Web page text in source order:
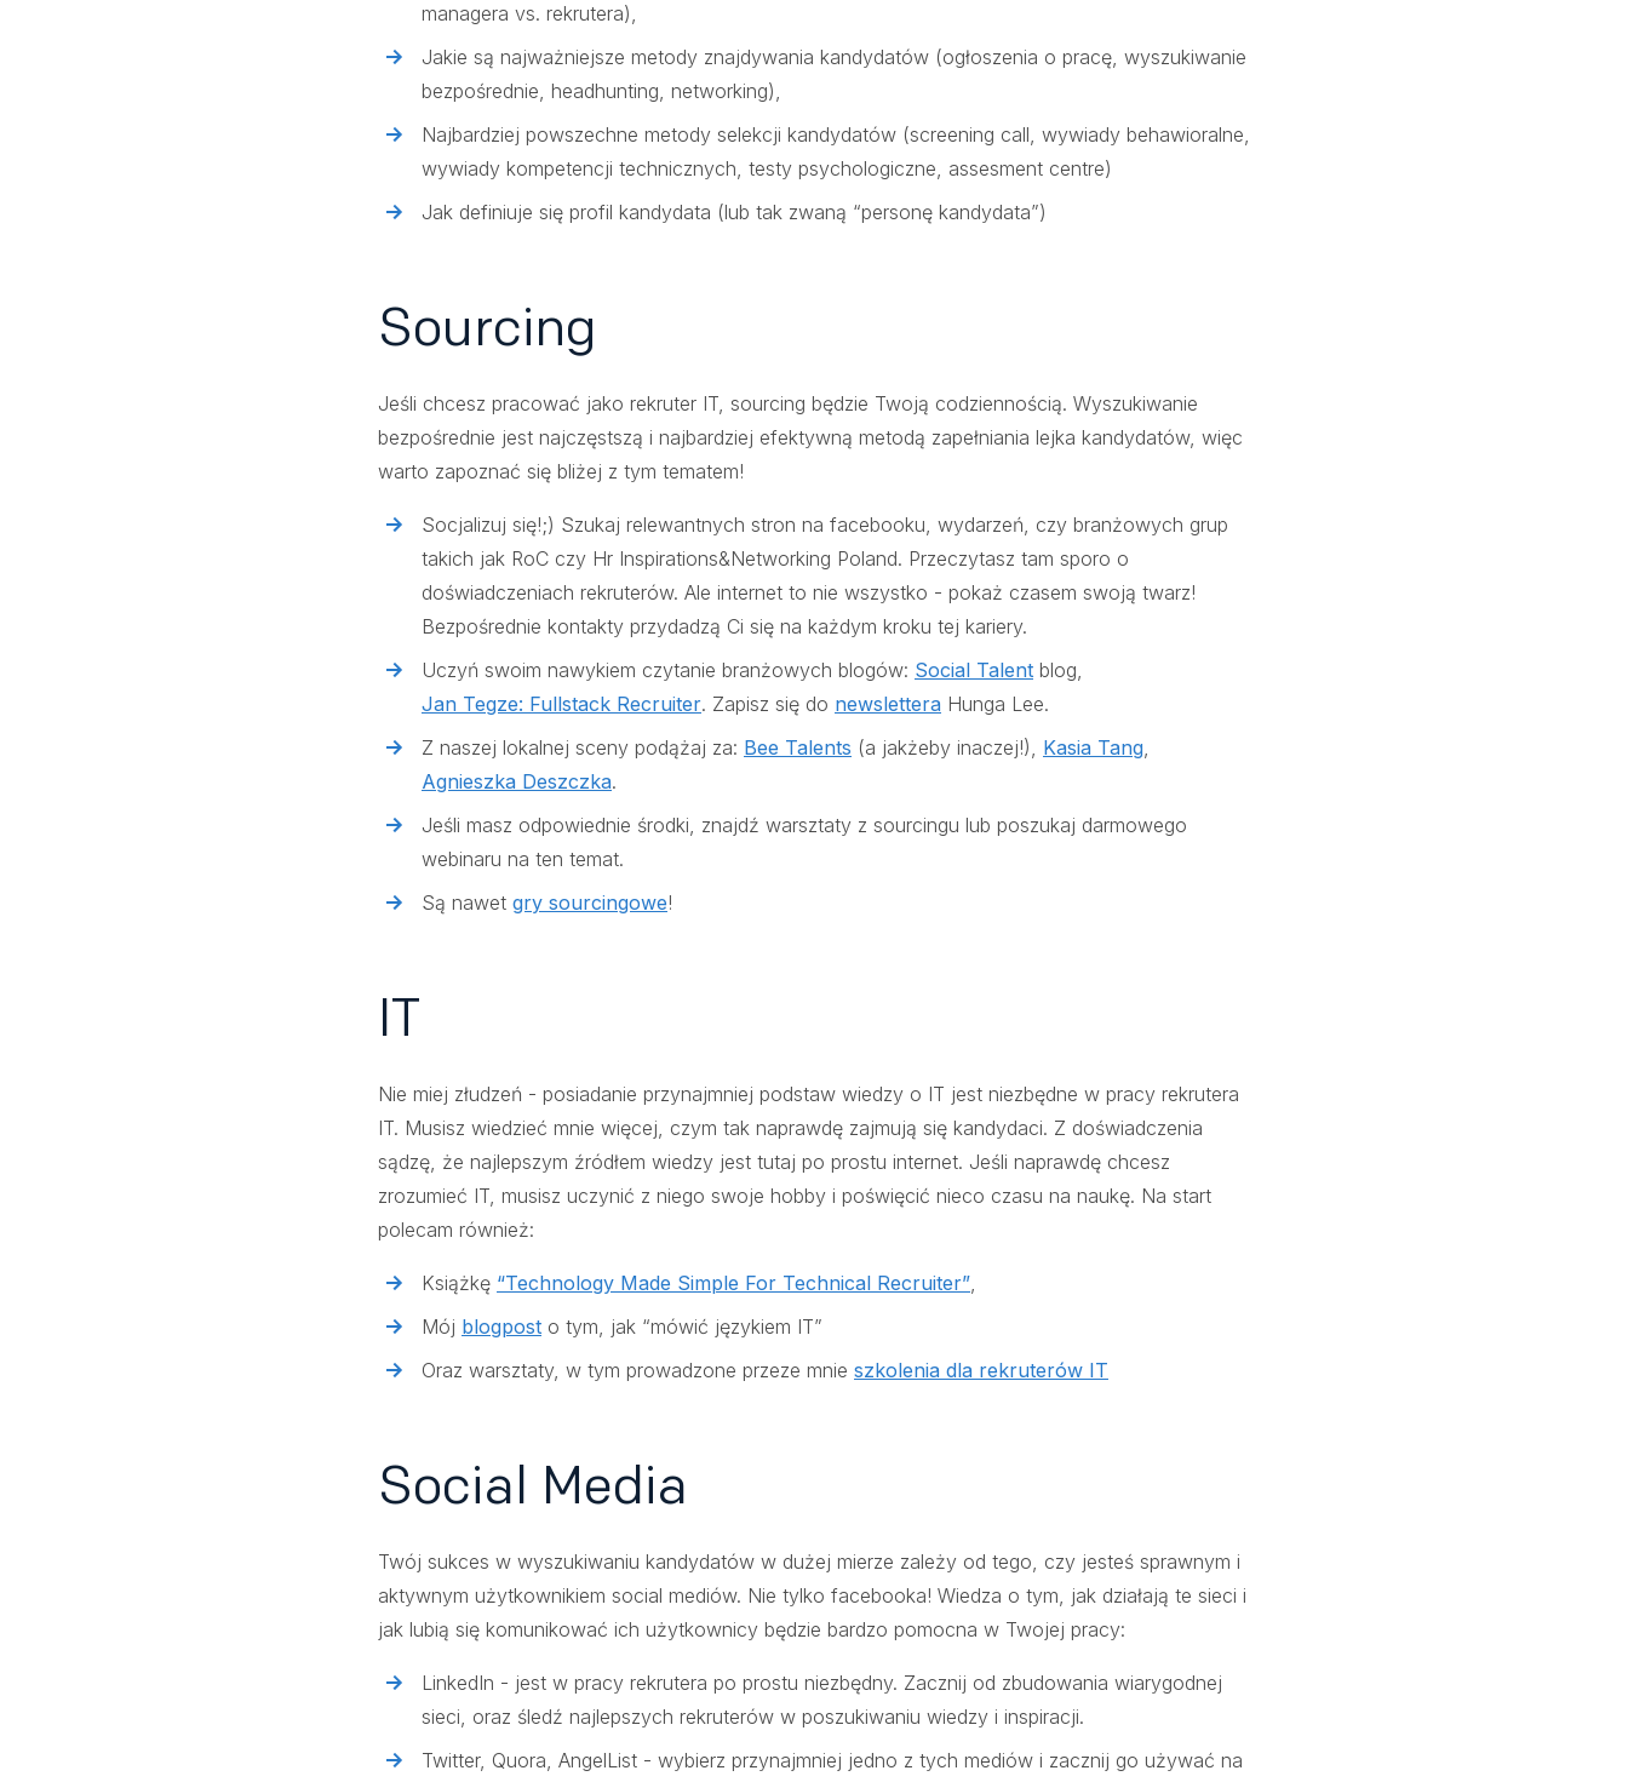
managera vs. rekrutera),
Jakie są najważniejsze metody znajdywania kandydatów (ogłoszenia o pracę, wyszukiwanie
bezpośrednie, headhunting, networking),
Najbardziej powszechne metody selekcji kandydatów (screening call, wywiady behawioralne,
wywiady kompetencji technicznych, testy psychologiczne, assesment centre)
Jak definiuje się profil kandydata (lub tak zwaną “personę kandydata”)
Sourcing
Jeśli chcesz pracować jako rekruter IT, sourcing będzie Twoją codziennością. Wyszukiwanie
bezpośrednie jest najczęstszą i najbardziej efektywną metodą zapełniania lejka kandydatów, więc
warto zapoznać się bliżej z tym tematem!
Socjalizuj się!;) Szukaj relewantnych stron na facebooku, wydarzeń, czy branżowych grup
takich jak RoC czy Hr Inspirations&Networking Poland. Przeczytasz tam sporo o
doświadczeniach rekruterów. Ale internet to nie wszystko - pokaż czasem swoją twarz!
Bezpośrednie kontakty przydadzą Ci się na każdym kroku tej kariery.
Uczyń swoim nawykiem czytanie branżowych blogów: Social Talent blog,
Jan Tegze: Fullstack Recruiter. Zapisz się do newslettera Hunga Lee.
Z naszej lokalnej sceny podążaj za: Bee Talents (a jakżeby inaczej!), Kasia Tang,
Agnieszka Deszczka.
Jeśli masz odpowiednie środki, znajdź warsztaty z sourcingu lub poszukaj darmowego
webinaru na ten temat.
Są nawet gry sourcingowe!
IT
Nie miej złudzeń - posiadanie przynajmniej podstaw wiedzy o IT jest niezbędne w pracy rekrutera
IT. Musisz wiedzieć mnie więcej, czym tak naprawdę zajmują się kandydaci. Z doświadczenia
sądzę, że najlepszym źródłem wiedzy jest tutaj po prostu internet. Jeśli naprawdę chcesz
zrozumieć IT, musisz uczynić z niego swoje hobby i poświęcić nieco czasu na naukę. Na start
polecam również:
Książkę “Technology Made Simple For Technical Recruiter”,
Mój blogpost o tym, jak “mówić językiem IT”
Oraz warsztaty, w tym prowadzone przeze mnie szkolenia dla rekruterów IT
Social Media
Twój sukces w wyszukiwaniu kandydatów w dużej mierze zależy od tego, czy jesteś sprawnym i
aktywnym użytkownikiem social mediów. Nie tylko facebooka! Wiedza o tym, jak działają te sieci i
jak lubią się komunikować ich użytkownicy będzie bardzo pomocna w Twojej pracy:
LinkedIn - jest w pracy rekrutera po prostu niezbędny. Zacznij od zbudowania wiarygodnej
sieci, oraz śledź najlepszych rekruterów w poszukiwaniu wiedzy i inspiracji.
Twitter, Quora, AngelList - wybierz przynajmniej jedno z tych mediów i zacznij go używać na